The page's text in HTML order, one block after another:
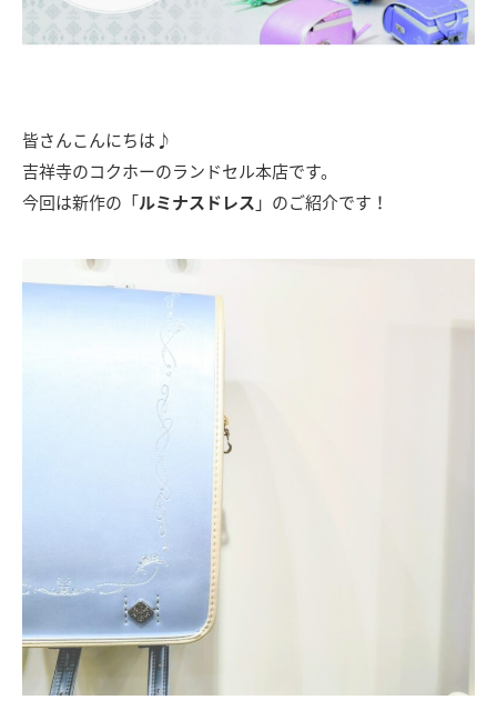
皆さんこんにちは♪
吉祥寺のコクホーのランドセル本店です。
今回は新作の「ルミナスドレス 」のご紹介です！